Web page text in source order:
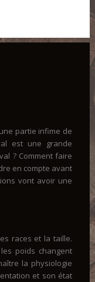
partie infime de
est une grande
? Comment faire
en compte avant
vont avoir une
races et la taille.
poids changent
la physiologie
et son état